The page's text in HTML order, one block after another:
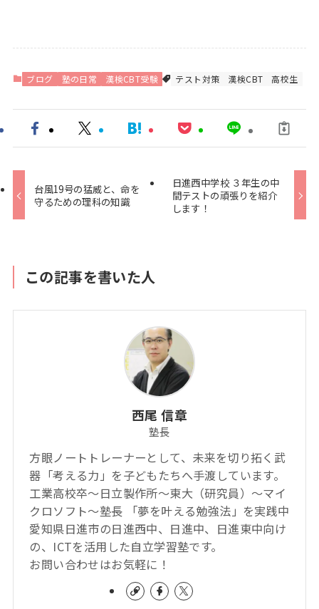
ブログ 塾の日常 漢検CBT受験 テスト対策 漢検CBT 高校生
台風19号の猛威と、命を
守るための理科の知識
日進西中学校 ３年生の中
間テストの頑張りを紹介
します！
この記事を書いた人
西尾 信章
塾長
方眼ノートトレーナーとして、未来を切り拓く武
器「考える力」を子どもたちへ手渡しています。
工業高校卒～日立製作所～東大（研究員）～マイ
クロソフト～塾長 「夢を叶える勉強法」を実践中
愛知県日進市の日進西中、日進中、日進東中向け
の、ICTを活用した自立学習塾です。
お問い合わせはお気軽に！